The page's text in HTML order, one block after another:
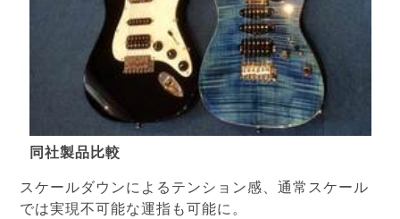
同社製品比較
スケールダウンによるテンション感、通常スケール
では実現不可能な運指も可能に。